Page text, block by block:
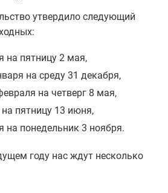
утвердило следующий
на пятницу 2 мая,
на среду 31 декабря,
на четверг 8 мая,
пятницу 13 июня,
на понедельник 3 ноября.
году нас ждут несколько